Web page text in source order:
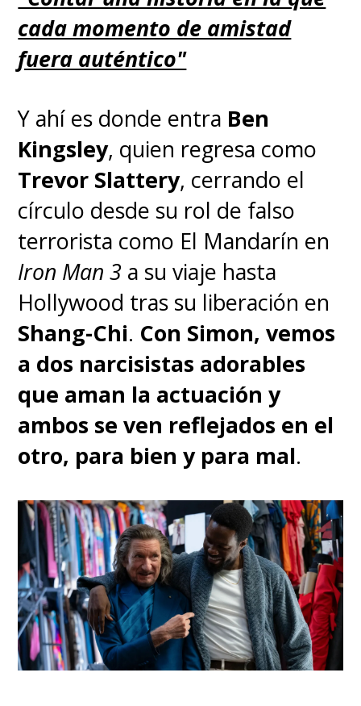
cada momento de amistad
fuera auténtico"
Y ahí es donde entra Ben
Kingsley, quien regresa como
Trevor Slattery, cerrando el
círculo desde su rol de falso
terrorista como El Mandarín en
Iron Man 3 a su viaje hasta
Hollywood tras su liberación en
Shang-Chi. Con Simon, vemos
a dos narcisistas adorables
que aman la actuación y
ambos se ven reflejados en el
otro, para bien y para mal.